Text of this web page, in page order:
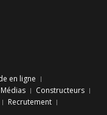
en ligne
Médias
Constructeurs
Recrutement